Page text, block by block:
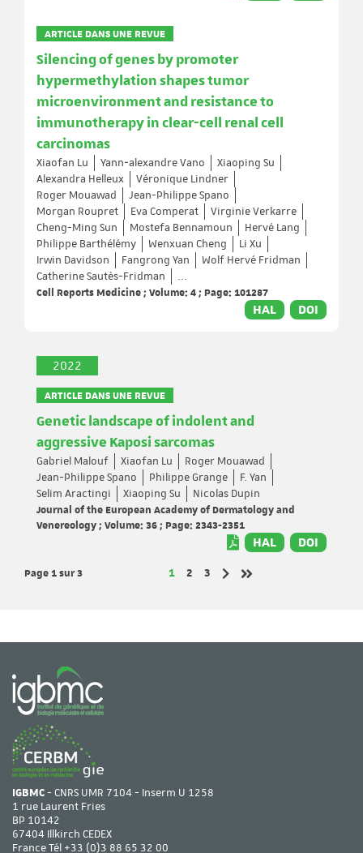
ARTICLE DANS UNE REVUE
Silencing of genes by promoter
hypermethylation shapes tumor
microenvironment and resistance to
immunotherapy in clear-cell renal cell
carcinomas
Xiaofan Lu Yann‐alexandre Vano
Xiaoping Su
Alexandra Helleux
Véronique Lindner
Roger Mouawad
Jean-Philippe Spano
Morgan Roupret
Eva Comperat
Virginie Verkarre
Cheng-Ming Sun
Mostefa Bennamoun
Hervé Lang
Philippe Barthélémy
Wenxuan Cheng
Li Xu
Irwin Davidson
Fangrong Yan
Wolf Hervé Fridman
Catherine Sautès-Fridman
...
Cell Reports Medicine ; Volume: 4 ; Page: 101287
HAL DOI
2022
ARTICLE DANS UNE REVUE
Genetic landscape of indolent and
aggressive Kaposi sarcomas
Gabriel Malouf Xiaofan Lu
Roger Mouawad
Jean-Philippe Spano
Philippe Grange
F. Yan
Selim Aractingi
Xiaoping Su
Nicolas Dupin
Journal of the European Academy of Dermatology and
Venereology ; Volume: 36 ; Page: 2343-2351
HAL DOI
Page 1sur 3 Page
1 Page
2 Page
3
IGBMC- CNRS UMR 7104 - Inserm U 1258
1 rue Laurent Fries
BP 10142
67404 Illkirch CEDEX
France Tél +33 (0)3 88 65 32 00